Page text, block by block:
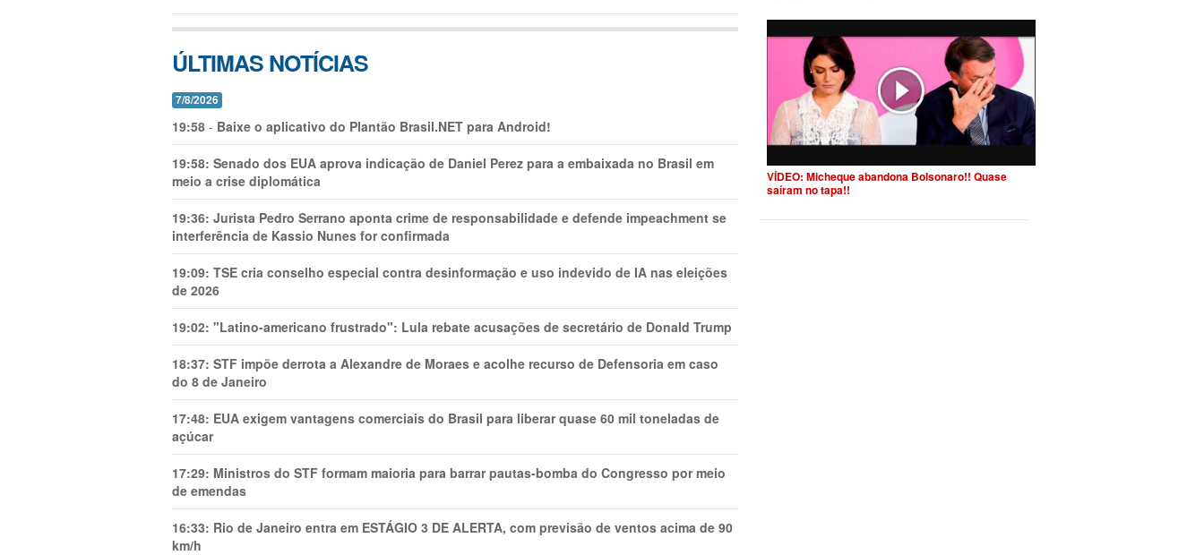
ÚLTIMAS NOTÍCIAS
7/8/2026
19:58 - Baixe o aplicativo do Plantão Brasil.NET para Android!
19:58: Senado dos EUA aprova indicação de Daniel Perez para a embaixada no Brasil em
meio a crise diplomática
19:36: Jurista Pedro Serrano aponta crime de responsabilidade e defende impeachment se
interferência de Kassio Nunes for confirmada
19:09: TSE cria conselho especial contra desinformação e uso indevido de IA nas eleições
de 2026
19:02: "Latino-americano frustrado": Lula rebate acusações de secretário de Donald Trump
18:37: STF impõe derrota a Alexandre de Moraes e acolhe recurso de Defensoria em caso
do 8 de Janeiro
17:48: EUA exigem vantagens comerciais do Brasil para liberar quase 60 mil toneladas de
açúcar
17:29: Ministros do STF formam maioria para barrar pautas-bomba do Congresso por meio
de emendas
16:33: Rio de Janeiro entra em ESTÁGIO 3 DE ALERTA, com previsão de ventos acima de 90
km/h
VÍDEO: Micheque abandona Bolsonaro!! Quase
saíram no tapa!!